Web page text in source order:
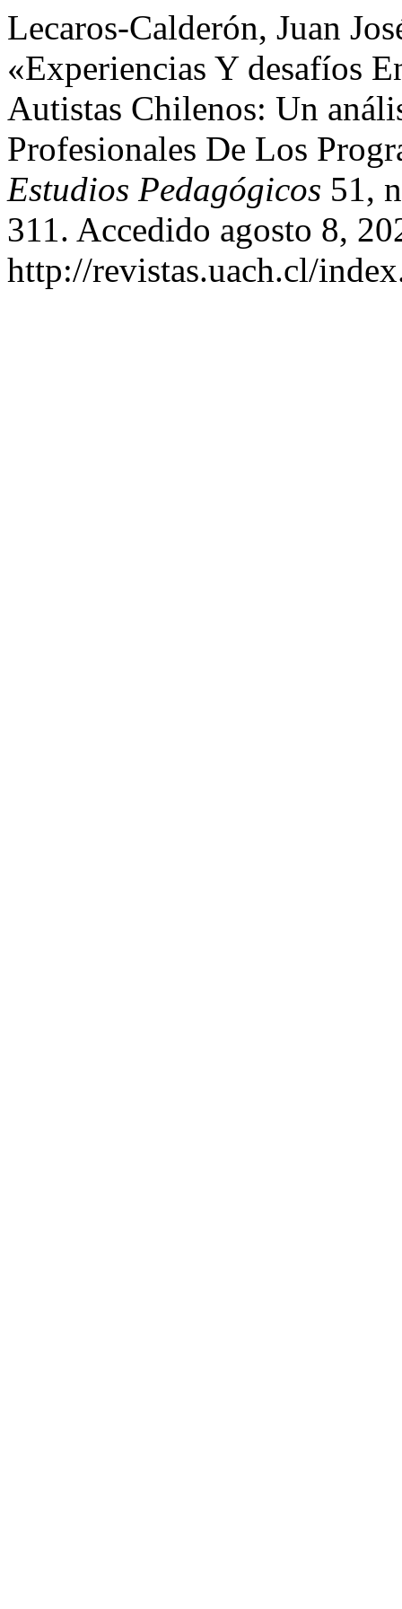
Lecaros-Calderón, Juan
«Experiencias Y desafíos
Autistas Chilenos: Un
Profesionales De Los
Estudios Pedagógicos 51,
311. Accedido agosto 8,
http://revistas.uach.cl/